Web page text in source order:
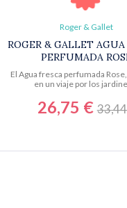
Roger & Gallet
ROGER & GALLET AGUA
PERFUMADA
El Agua fresca perfumada
en un viaje por los
26,75 €